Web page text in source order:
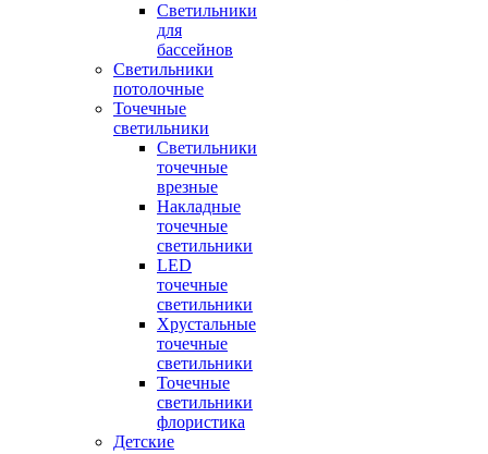
Светильники
для
бассейнов
Светильники
потолочные
Точечные
светильники
Светильники
точечные
врезные
Накладные
точечные
светильники
LED
точечные
светильники
Хрустальные
точечные
светильники
Точечные
светильники
флористика
Детские